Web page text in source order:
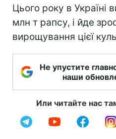
Цього року в Україні
млн т рапсу, і йде
вирощування цієї
Не упустите
наши
Или читайте нас